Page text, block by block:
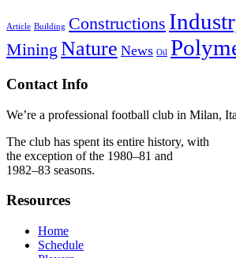
Article Building Constructions
Mining Nature News Oil
Contact Info
We’re a professional football club in Milan,
The club has spent its entire history, with
the exception of the 1980–81 and
1982–83 seasons.
Resources
Home
Schedule